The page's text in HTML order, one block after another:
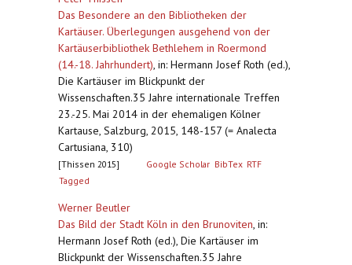
Das Besondere an den Bibliotheken der
Kartäuser. Überlegungen ausgehend von der
Kartäuserbibliothek Bethlehem in Roermond
(14.-18. Jahrhundert), in: Hermann Josef Roth (ed.),
Die Kartäuser im Blickpunkt der
Wissenschaften.35 Jahre internationale Treffen
23.-25. Mai 2014 in der ehemaligen Kölner
Kartause, Salzburg, 2015, 148-157 (= Analecta
Cartusiana, 310)
[Thissen 2015] Google Scholar BibTex RTF
Tagged
Werner Beutler
Das Bild der Stadt Köln in den Brunoviten, in:
Hermann Josef Roth (ed.), Die Kartäuser im
Blickpunkt der Wissenschaften.35 Jahre